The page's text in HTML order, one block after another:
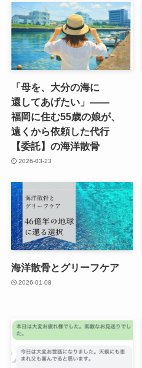
「母を、​大分の​海に​
還してあげたい」​——
福岡に​住む55歳の​娘が、​
遠くから​依頼した​代行
【委託】の​海洋散骨
2026-03-23
海洋散骨と​グリーフケア
2026-01-08